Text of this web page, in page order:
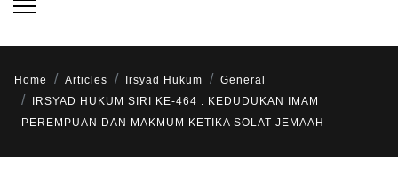
Home Articles Irsyad Hukum
General
IRSYAD HUKUM SIRI KE-464 : KEDUDUKAN IMAM
PEREMPUAN DAN MAKMUM KETIKA SOLAT JEMAAH